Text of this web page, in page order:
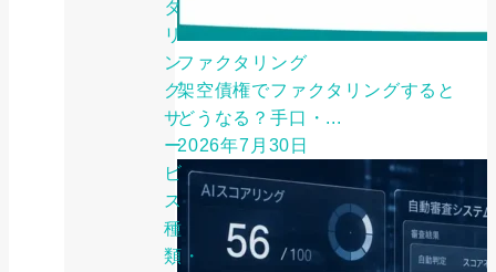
タ
リ
ン
グ
サ
ー
ビ
ス
種
類・
ファクタリング
架空債権でファクタリングすると
どうなる？手口・...
2026年7月30日